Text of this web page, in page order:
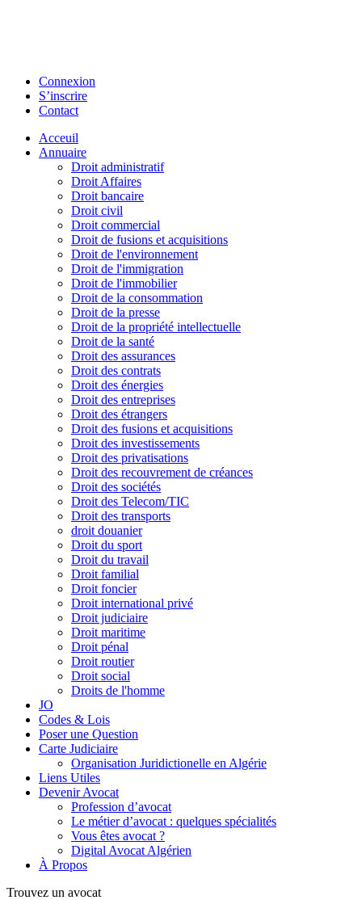
Connexion
S’inscrire
Contact
Acceuil
Annuaire
Droit administratif
Droit Affaires
Droit bancaire
Droit civil
Droit commercial
Droit de fusions et acquisitions
Droit de l'environnement
Droit de l'immigration
Droit de l'immobilier
Droit de la consommation
Droit de la presse
Droit de la propriété intellectuelle
Droit de la santé
Droit des assurances
Droit des contrats
Droit des énergies
Droit des entreprises
Droit des étrangers
Droit des fusions et acquisitions
Droit des investissements
Droit des privatisations
Droit des recouvrement de créances
Droit des sociétés
Droit des Telecom/TIC
Droit des transports
droit douanier
Droit du sport
Droit du travail
Droit familial
Droit foncier
Droit international privé
Droit judiciaire
Droit maritime
Droit pénal
Droit routier
Droit social
Droits de l'homme
JO
Codes & Lois
Poser une Question
Carte Judiciaire
Organisation Juridictionelle en Algérie
Liens Utiles
Devenir Avocat
Profession d’avocat
Le métier d’avocat : quelques spécialités
Vous êtes avocat ?
Digital Avocat Algérien
À Propos
Trouvez un avocat